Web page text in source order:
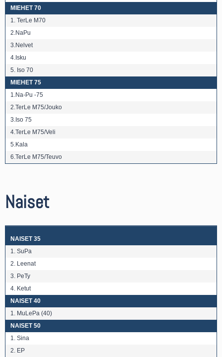
MIEHET 70
1. TerLe M70
2.NaPu
3.Nelvet
4.Isku
5. Iso 70
MIEHET 75
1.Na-Pu -75
2.TerLe M75/Jouko
3.Iso 75
4.TerLe M75/Veli
5.Kala
6.TerLe M75/Teuvo
Naiset
NAISET 35
1. SuPa
2. Leenat
3. PeTy
4. Ketut
NAISET 40
1. MuLePa (40)
NAISET 50
1. Sina
2. EP